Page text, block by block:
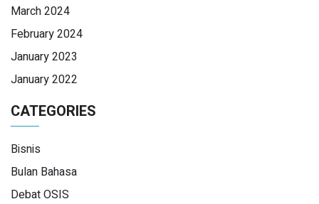
March 2024
February 2024
January 2023
January 2022
CATEGORIES
Bisnis
Bulan Bahasa
Debat OSIS